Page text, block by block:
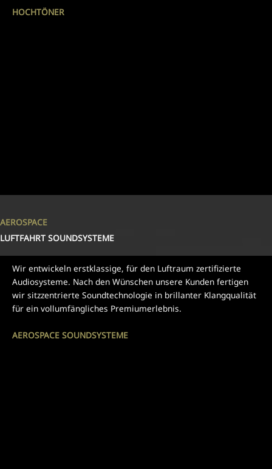
HOCHTÖNER
AEROSPACE
LUFTFAHRT SOUNDSYSTEME
Wir entwickeln erstklassige, für den Luftraum zertifizierte
Audiosysteme. Nach den Wünschen unsere Kunden fertigen
wir sitzzentrierte Soundtechnologie in brillanter Klangqualität
für ein vollumfängliches Premiumerlebnis.
AEROSPACE SOUNDSYSTEME